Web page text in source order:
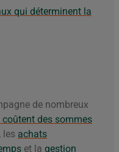
qui déterminent la
de nombreux
des sommes
, les achats
et la gestion